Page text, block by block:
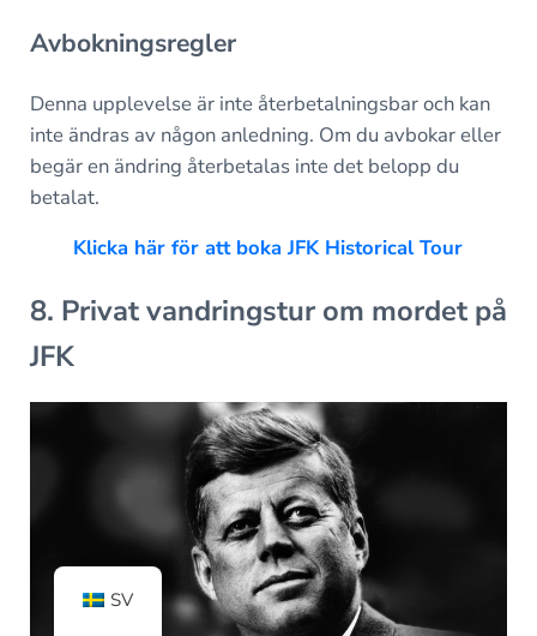
Avbokningsregler
Denna upplevelse är inte återbetalningsbar och kan
inte ändras av någon anledning. Om du avbokar eller
begär en ändring återbetalas inte det belopp du
betalat.
Klicka här för att boka JFK Historical Tour
8. Privat vandringstur om mordet på
JFK
SV